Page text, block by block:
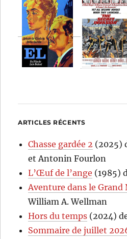
ARTICLES RÉCENTS
Chasse gardée 2 (2025)
et Antonin Fourlon
L’Œuf de l’ange (1985)
Aventure dans le Grand
William A. Wellman
Hors du temps (2024)
Sommaire de juillet